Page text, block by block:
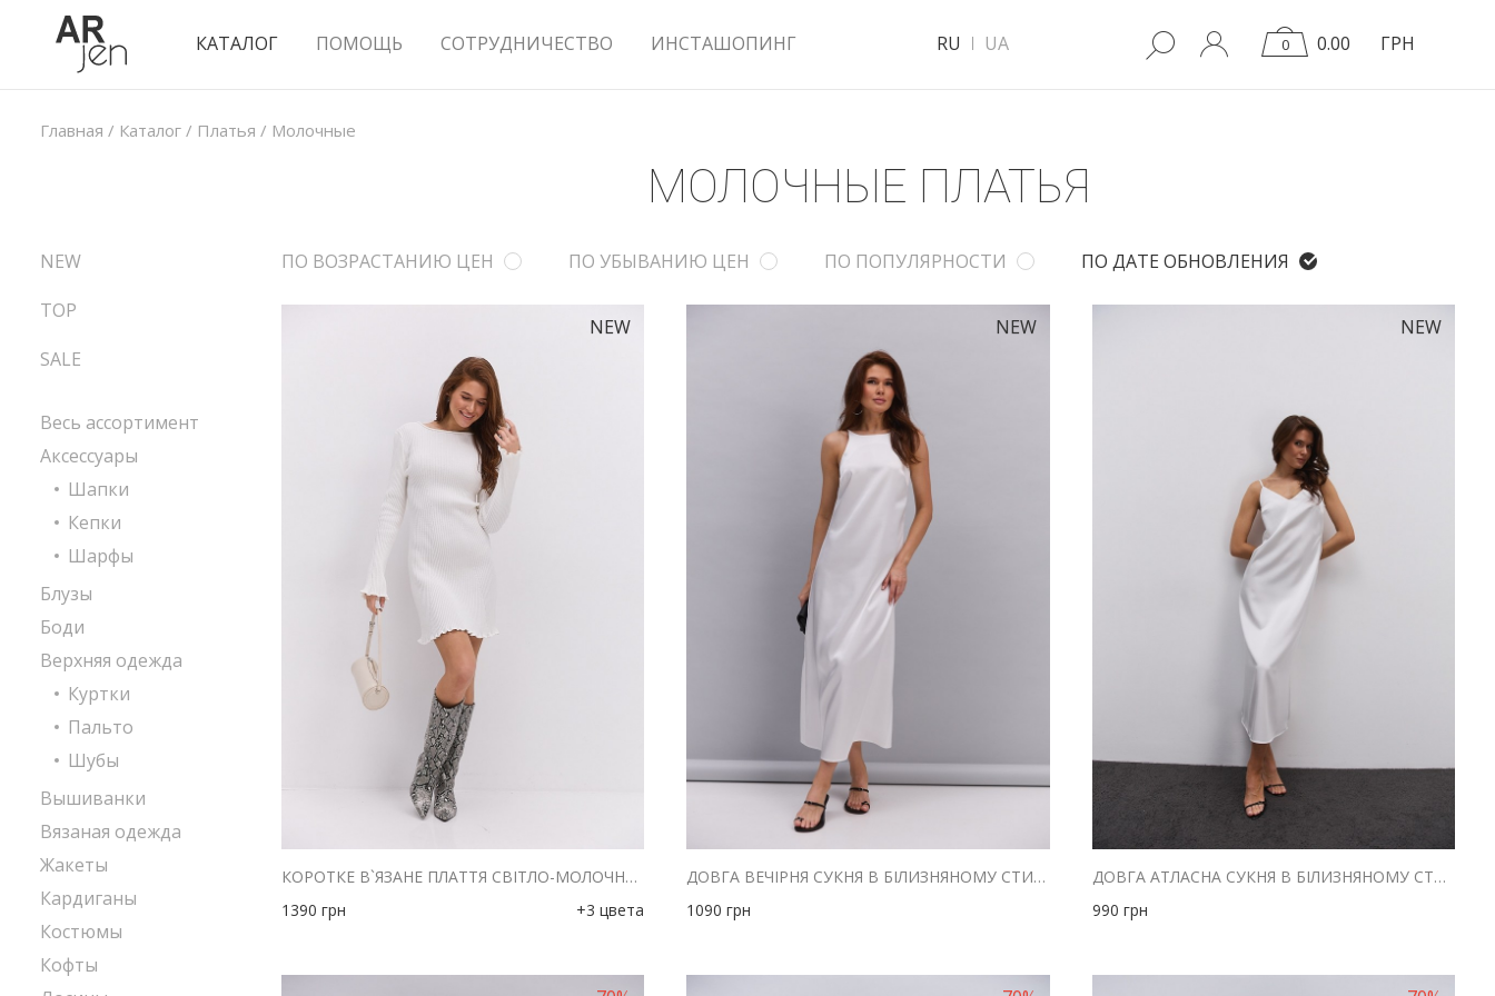
КАТАЛОГ ПОМОЩЬ СОТРУДНИЧЕСТВО ИНСТАШОПИНГ RU UA 0 0.00 ГРН
Главная / Каталог / Платья / Молочные
МОЛОЧНЫЕ ПЛАТЬЯ
ПО ВОЗРАСТАНИЮ ЦЕН ПО УБЫВАНИЮ ЦЕН ПО ПОПУЛЯРНОСТИ ПО ДАТЕ ОБНОВЛЕНИЯ
NEW
КОРОТКЕ В`ЯЗАНЕ ПЛАТТЯ СВІТЛО-МОЛОЧНОГО КОЛЬОРУ
1390 грн +3 цвета
NEW
ДОВГА ВЕЧІРНЯ СУКНЯ В БІЛИЗНЯНОМУ СТИЛІ З САТИНУ МОЛОЧНА
1090 грн
NEW
ДОВГА АТЛАСНА СУКНЯ В БІЛИЗНЯНОМУ СТИЛІ МОЛОЧНА
990 грн
NEW
TOP
SALE
Весь ассортимент
Аксессуары
Шапки
Кепки
Шарфы
Блузы
Боди
Верхняя одежда
Куртки
Пальто
Шубы
Вышиванки
Вязаная одежда
Жакеты
Кардиганы
Костюмы
Кофты